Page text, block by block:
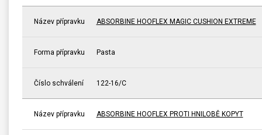
Název přípravku ABSORBINE HOOFLEX MAGIC CUSHION EXTREME
Forma přípravku Pasta
Číslo schválení 122-16/C
Název přípravku ABSORBINE HOOFLEX PROTI HNILOBĚ KOPYT